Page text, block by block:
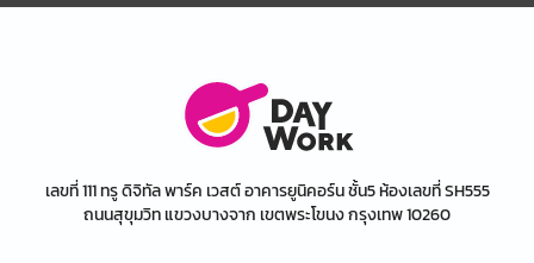
เลขที่ 111 ทรู ดิจิทัล พาร์ค เวสต์ อาคารยูนิคอร์น ชั้น5 ห้องเลขที่ SH555
ถนนสุขุมวิท แขวงบางจาก เขตพระโขนง กรุงเทพ 10260